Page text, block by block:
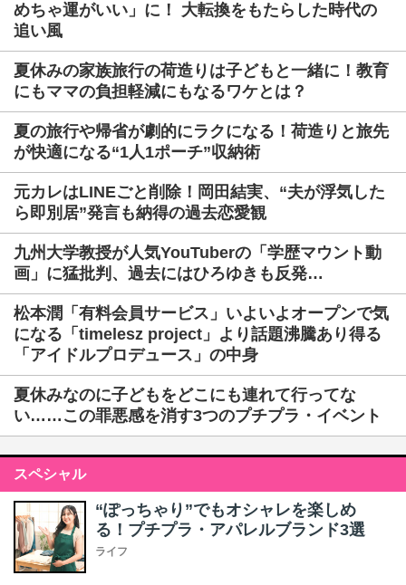
めちゃ運がいい」に！ 大転換をもたらした時代の
追い風
夏休みの家族旅行の荷造りは子どもと一緒に！教育
にもママの負担軽減にもなるワケとは？
夏の旅行や帰省が劇的にラクになる！荷造りと旅先
が快適になる“1人1ポーチ”収納術
元カレはLINEごと削除！岡田結実、“夫が浮気した
ら即別居”発言も納得の過去恋愛観
九州大学教授が人気YouTuberの「学歴マウント動
画」に猛批判、過去にはひろゆきも反発…
松本潤「有料会員サービス」いよいよオープンで気
になる「timelesz project」より話題沸騰あり得る
「アイドルプロデュース」の中身
夏休みなのに子どもをどこにも連れて行ってな
い……この罪悪感を消す3つのプチプラ・イベント
スペシャル
“ぽっちゃり”でもオシャレを楽しめ
る！プチプラ・アパレルブランド3選
ライフ